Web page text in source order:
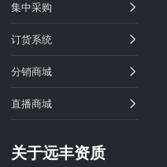
集中采购
订货系统
分销商城
直播商城
关于远丰资质